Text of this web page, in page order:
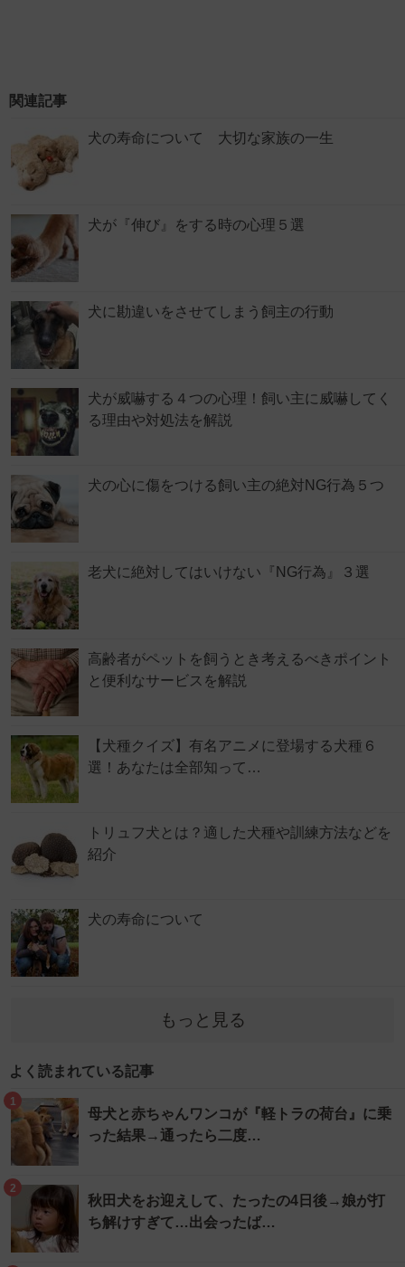
関連記事
犬の寿命について 大切な家族の一生
犬が『伸び』をする時の心理５選
犬に勘違いをさせてしまう飼主の行動
犬が威嚇する４つの心理！飼い主に威嚇してく
る理由や対処法を解説
犬の心に傷をつける飼い主の絶対NG行為５つ
老犬に絶対してはいけない『NG行為』３選
高齢者がペットを飼うとき考えるべきポイント
と便利なサービスを解説
【犬種クイズ】有名アニメに登場する犬種６
選！あなたは全部知って…
トリュフ犬とは？適した犬種や訓練方法などを
紹介
犬の寿命について
もっと見る
よく読まれている記事
1
母犬と赤ちゃんワンコが『軽トラの荷台』に乗
った結果→通ったら二度…
2
秋田犬をお迎えして、たったの4日後→娘が打
ち解けすぎて…出会ったば…